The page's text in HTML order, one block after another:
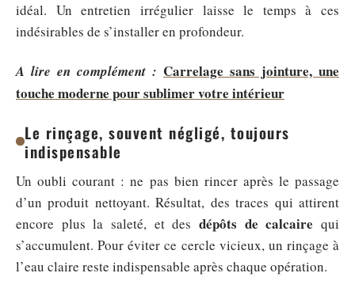
idéal. Un entretien irrégulier laisse le temps à ces
indésirables de s’installer en profondeur.
A lire en complément : Carrelage sans jointure, une
touche moderne pour sublimer votre intérieur
Le rinçage, souvent négligé, toujours
indispensable
Un oubli courant : ne pas bien rincer après le passage
d’un produit nettoyant. Résultat, des traces qui attirent
encore plus la saleté, et des dépôts de calcaire qui
s’accumulent. Pour éviter ce cercle vicieux, un rinçage à
l’eau claire reste indispensable après chaque opération.